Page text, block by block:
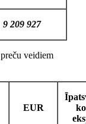
9 209 927
veidiem
EUR